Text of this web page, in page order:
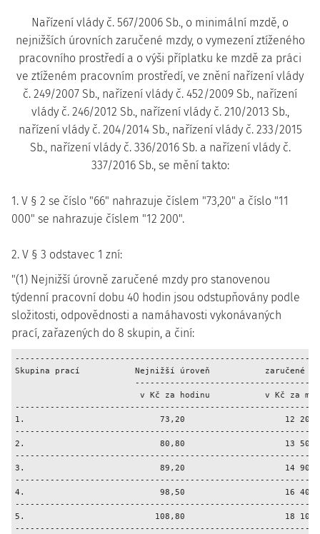
Nařízení vlády č. 567/2006 Sb., o minimální mzdě, o
nejnižších úrovních zaručené mzdy, o vymezení ztíženého
pracovního prostředí a o výši příplatku ke mzdě za práci
ve ztíženém pracovním prostředí, ve znění nařízení vlády
č. 249/2007 Sb., nařízení vlády č. 452/2009 Sb., nařízení
vlády č. 246/2012 Sb., nařízení vlády č. 210/2013 Sb.,
nařízení vlády č. 204/2014 Sb., nařízení vlády č. 233/2015
Sb., nařízení vlády č. 336/2016 Sb. a nařízení vlády č.
337/2016 Sb., se mění takto:
1. V § 2 se číslo "66" nahrazuje číslem "73,20" a číslo "11
000" se nahrazuje číslem "12 200".
2. V § 3 odstavec 1 zní:
"(1) Nejnižší úrovně zaručené mzdy pro stanovenou
týdenní pracovní dobu 40 hodin jsou odstupňovány podle
složitosti, odpovědnosti a namáhavosti vykonávaných
prací, zařazených do 8 skupin, a činí:
Skupina prací           Nejnižší úroveň           zaručené
v Kč za hodinu
1.                           73,20                    12 200
2.                           80,80                    13 500
3.                           89,20                    14 900
4.                           98,50                    16 400
5.                          108,80                    18 100